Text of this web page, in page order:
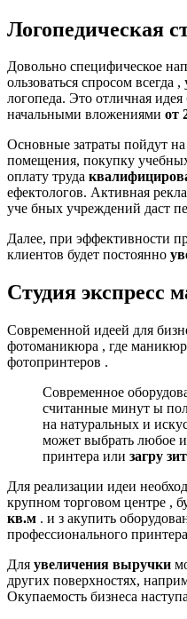
Логопедическая
Довольно специфическое
ользоваться спросом всегда
логопеда. Это отличная
начальными вложениями от
Основные затраты пойдут
помещения, покупку
оплату труда
ефектологов. Активная
уче бных учреждений даст
Далее, при эффективности
клиентов будет постоянно
Студия экспресс
Современной идеей для
фотоманикюра , где
фотопринтеров .
Современное
считанные минут ы
на натуральных и
может выбрать любое
принтера или загру
Для реализации идеи
крупном торговом центре ,
кв.м . и з акупить
профессионального
Для увеличения выручки
других поверхностях,
Окупаемость бизнеса